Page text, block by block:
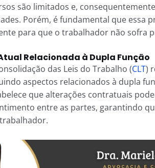
são limitados e,
Porém, é fundamental que essa
para que o trabalhador não sofra
Relacionada à Dupla Função
das Leis do Trabalho (CLT)
aspectos relacionados à dupla
que alterações contratuais
entre as partes, garantindo